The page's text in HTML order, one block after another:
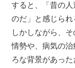
すると、「昔の
のだ」と感じられ
しかしながら、
情勢や、病気の
ろな背景があっ